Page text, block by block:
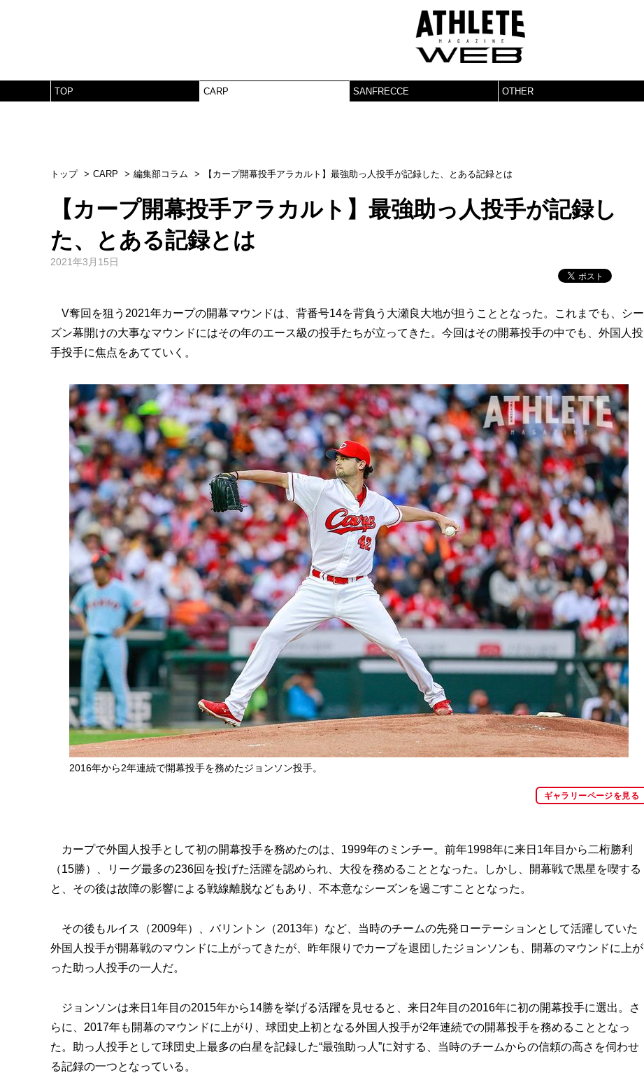
TOP CARP SANFRECCE OTHER
トップ CARP 編集部コラム 【カープ開幕投手アラカルト】最強助っ人投手が記録した、とある記録とは
【カープ開幕投手アラカルト】最強助っ人投手が記録し
た、とある記録とは
2021年3月15日
V奪回を狙う2021年カープの開幕マウンドは、背番号14を背負う大瀬良大地が担うこととなった。これまでも、シー
ズン幕開けの大事なマウンドにはその年のエース級の投手たちが立ってきた。今回はその開幕投手の中でも、外国人投
手投手に焦点をあてていく。
2016年から2年連続で開幕投手を務めたジョンソン投手。
ギャラリーページを見る
カープで外国人投手として初の開幕投手を務めたのは、1999年のミンチー。前年1998年に来日1年目から二桁勝利
（15勝）、リーグ最多の236回を投げた活躍を認められ、大役を務めることとなった。しかし、開幕戦で黒星を喫する
と、その後は故障の影響による戦線離脱などもあり、不本意なシーズンを過ごすこととなった。
その後もルイス（2009年）、バリントン（2013年）など、当時のチームの先発ローテーションとして活躍していた
外国人投手が開幕戦のマウンドに上がってきたが、昨年限りでカープを退団したジョンソンも、開幕のマウンドに上が
った助っ人投手の一人だ。
ジョンソンは来日1年目の2015年から14勝を挙げる活躍を見せると、来日2年目の2016年に初の開幕投手に選出。さ
らに、2017年も開幕のマウンドに上がり、球団史上初となる外国人投手が2年連続での開幕投手を務めることとなっ
た。助っ人投手として球団史上最多の白星を記録した“最強助っ人”に対する、当時のチームからの信頼の高さを伺わせ
る記録の一つとなっている。